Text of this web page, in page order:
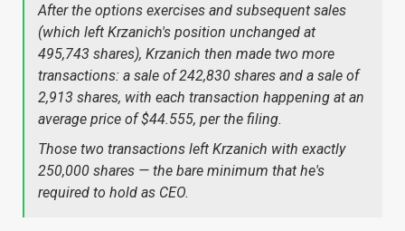
After the options exercises and subsequent sales
(which left Krzanich's position unchanged at
495,743 shares), Krzanich then made two more
transactions: a sale of 242,830 shares and a sale of
2,913 shares, with each transaction happening at an
average price of $44.555, per the filing.
Those two transactions left Krzanich with exactly
250,000 shares — the bare minimum that he's
required to hold as CEO.